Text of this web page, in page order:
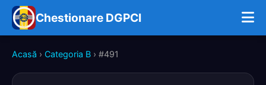
Chestionare DGPCI
Acasă › Categoria B › #491